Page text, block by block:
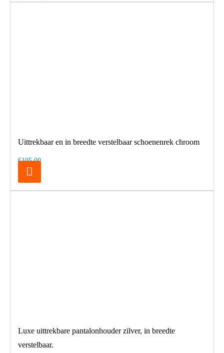
Uittrekbaar en in breedte verstelbaar schoenenrek chroom
€105,00
Luxe uittrekbare pantalonhouder zilver, in breedte
verstelbaar.